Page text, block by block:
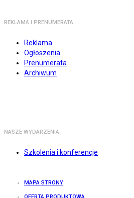
REKLAMA I PRENUMERATA
Reklama
Ogłoszenia
Prenumerata
Archiwum
NASZE WYDARZENIA
Szkolenia i konferencje
MAPA STRONY